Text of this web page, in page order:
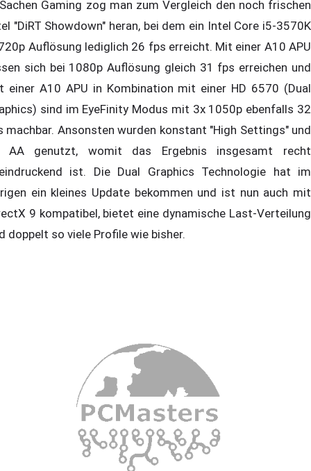
Gaming zog man zum Vergleich den noch frischen
"DiRT Showdown" heran, bei dem ein Intel Core i5-3570K
Auflösung lediglich 26 fps erreicht. Mit einer A10 APU
sich bei 1080p Auflösung gleich 31 fps erreichen und
einer A10 APU in Kombination mit einer HD 6570 (Dual
sind im EyeFinity Modus mit 3x 1050p ebenfalls 32
machbar. Ansonsten wurden konstant "High Settings" und
AA genutzt, womit das Ergebnis insgesamt recht
ist. Die Dual Graphics Technologie hat im
ein kleines Update bekommen und ist nun auch mit
9 kompatibel, bietet eine dynamische Last-Verteilung
doppelt so viele Profile wie bisher.